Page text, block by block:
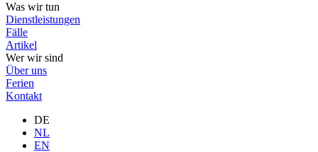
Was wir tun
Dienstleistungen
Fälle
Artikel
Wer wir sind
Über uns
Ferien
Kontakt
DE
NL
EN